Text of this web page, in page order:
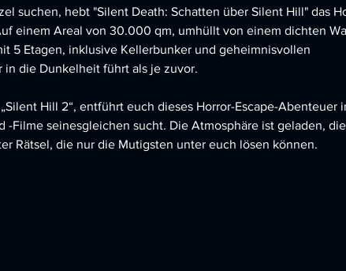
suchen, hebt "Silent Death: Schatten über Silent Hill" das
einem Areal von 30.000 qm, umhüllt von einem dichten
5 Etagen, inklusive Kellerbunker und geheimnisvollen
die Dunkelheit führt als je zuvor.
Hill 2“, entführt euch dieses Horror-Escape-Abenteuer
-Filme seinesgleichen sucht. Die Atmosphäre ist geladen, die
Rätsel, die nur die Mutigsten unter euch lösen können.